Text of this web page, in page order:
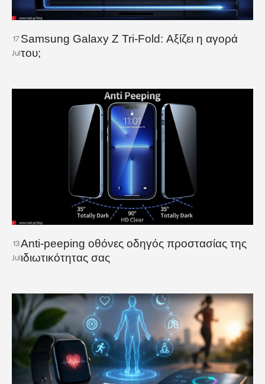
17
Jul
Samsung Galaxy Z Tri-Fold: Αξίζει η αγορά
του;
13
Jul
Anti-peeping οθόνες οδηγός προστασίας της
ιδιωτικότητας σας